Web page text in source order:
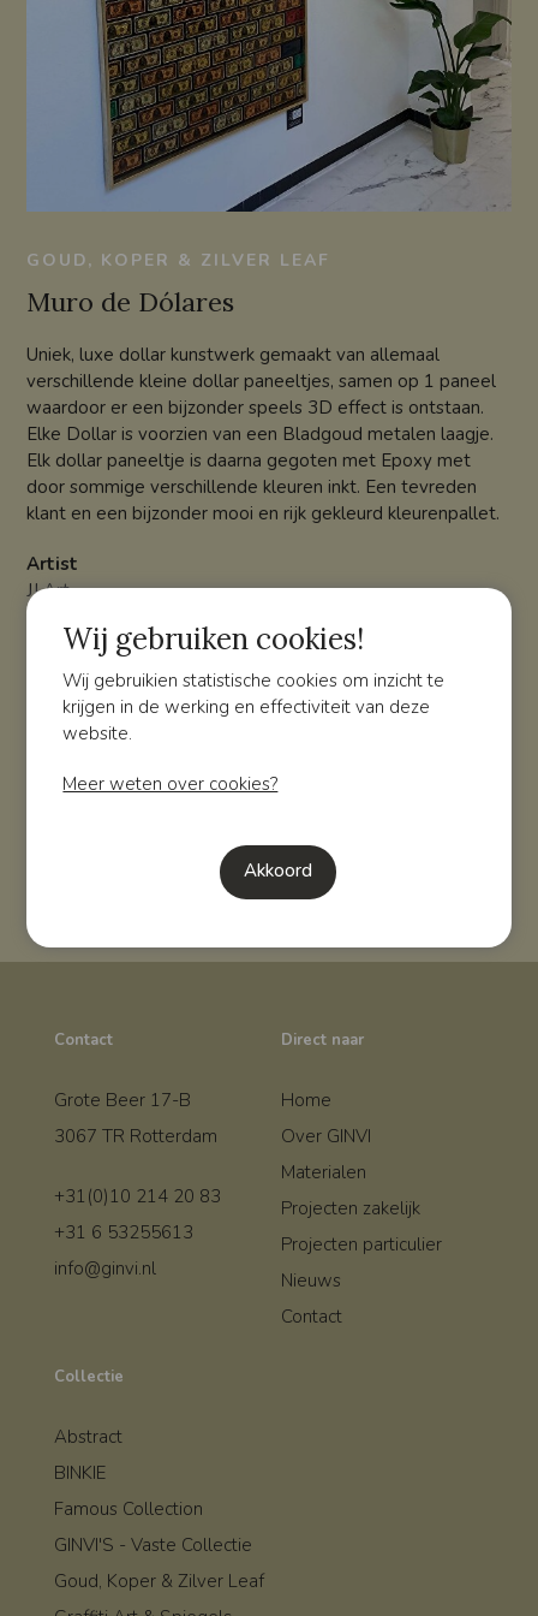
GOUD, KOPER & ZILVER LEAF
Muro de Dólares
Uniek, luxe dollar kunstwerk gemaakt van allemaal
verschillende kleine dollar paneeltjes, samen op 1 paneel
waardoor er een bijzonder speels 3D effect is ontstaan.
Elke Dollar is voorzien van een Bladgoud metalen laagje.
Elk dollar paneeltje is daarna gegoten met Epoxy met
door sommige verschillende kleuren inkt. Een tevreden
klant en een bijzonder mooi en rijk gekleurd kleurenpallet.
Artist
JJ Art
Overzicht Volgende
Meer weten?
en prijzen? Neem dan gerust contact met ons op!
Contact
Grote Beer 17-B
3067 TR Rotterdam
+31(0)10 214 20 83
+31 6 53255613
info@ginvi.nl
Direct naar
Home
Over GINVI
Materialen
Projecten zakelijk
Projecten particulier
Nieuws
Contact
Collectie
Abstract
BINKIE
Famous Collection
GINVI'S - Vaste Collectie
Goud, Koper & Zilver Leaf
Wij gebruiken cookies!
Wij gebruikien statistische cookies om inzicht te
krijgen in de werking en effectiviteit van deze
website.
Meer weten over cookies?
Akkoord